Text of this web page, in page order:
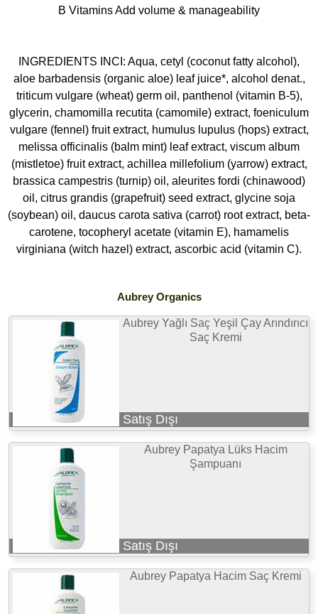
B Vitamins Add volume & manageability
INGREDIENTS INCI: Aqua, cetyl (coconut fatty alcohol),
aloe barbadensis (organic aloe) leaf juice*, alcohol denat.,
triticum vulgare (wheat) germ oil, panthenol (vitamin B-5),
glycerin, chamomilla recutita (camomile) extract, foeniculum
vulgare (fennel) fruit extract, humulus lupulus (hops) extract,
melissa officinalis (balm mint) leaf extract, viscum album
(mistletoe) fruit extract, achillea millefolium (yarrow) extract,
brassica campestris (turnip) oil, aleurites fordi (chinawood)
oil, citrus grandis (grapefruit) seed extract, glycine soja
(soybean) oil, daucus carota sativa (carrot) root extract, beta-
carotene, tocopheryl acetate (vitamin E), hamamelis
virginiana (witch hazel) extract, ascorbic acid (vitamin C).
Aubrey Organics
Aubrey Yağlı Saç Yeşil Çay Arındırıcı
Saç Kremi
Satış Dışı
Aubrey Papatya Lüks Hacim
Şampuanı
Satış Dışı
Aubrey Papatya Hacim Saç Kremi